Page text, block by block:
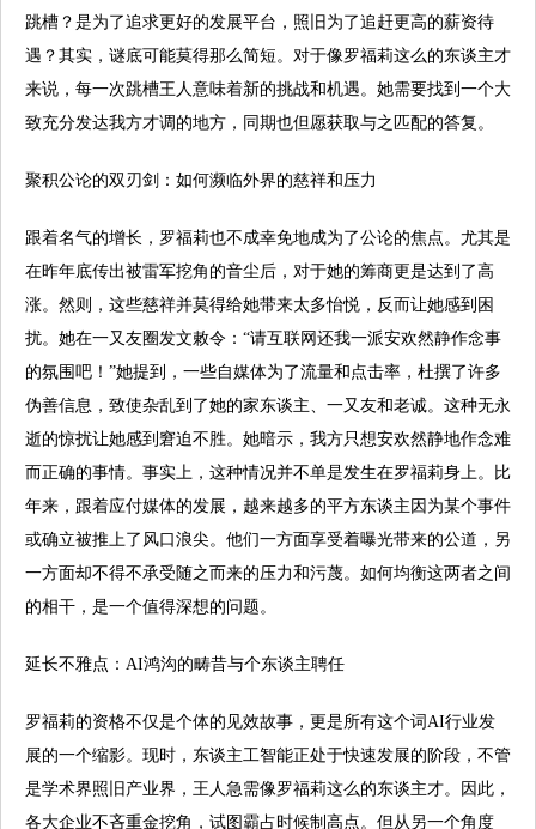
跳槽？是为了追求更好的发展平台，照旧为了追赶更高的薪资待
遇？其实，谜底可能莫得那么简短。对于像罗福莉这么的东谈主才
来说，每一次跳槽王人意味着新的挑战和机遇。她需要找到一个大
致充分发达我方才调的地方，同期也但愿获取与之匹配的答复。
聚积公论的双刃剑：如何濒临外界的慈祥和压力
跟着名气的增长，罗福莉也不成幸免地成为了公论的焦点。尤其是
在昨年底传出被雷军挖角的音尘后，对于她的筹商更是达到了高
涨。然则，这些慈祥并莫得给她带来太多怡悦，反而让她感到困
扰。她在一又友圈发文敕令：“请互联网还我一派安欢然静作念事
的氛围吧！”她提到，一些自媒体为了流量和点击率，杜撰了许多
伪善信息，致使杂乱到了她的家东谈主、一又友和老诚。这种无永
逝的惊扰让她感到窘迫不胜。她暗示，我方只想安欢然静地作念难
而正确的事情。事实上，这种情况并不单是发生在罗福莉身上。比
年来，跟着应付媒体的发展，越来越多的平方东谈主因为某个事件
或确立被推上了风口浪尖。他们一方面享受着曝光带来的公道，另
一方面却不得不承受随之而来的压力和污蔑。如何均衡这两者之间
的相干，是一个值得深想的问题。
延长不雅点：AI鸿沟的畴昔与个东谈主聘任
罗福莉的资格不仅是个体的见效故事，更是所有这个词AI行业发
展的一个缩影。现时，东谈主工智能正处于快速发展的阶段，不管
是学术界照旧产业界，王人急需像罗福莉这么的东谈主才。因此，
各大企业不吝重金挖角，试图霸占时候制高点。但从另一个角度